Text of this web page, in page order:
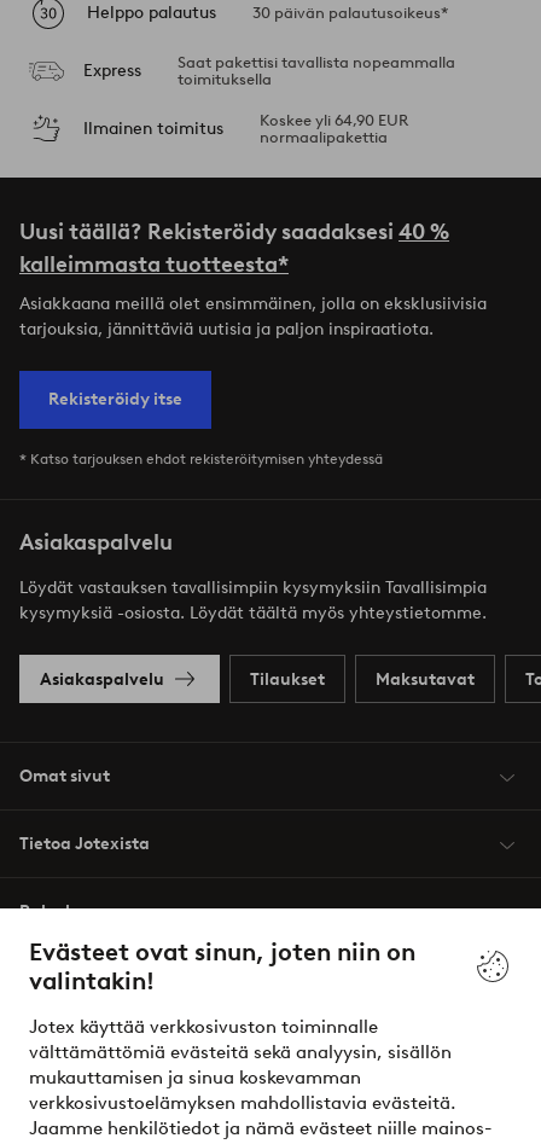
Evästeet ovat sinun, joten niin on
valintakin!
Jotex käyttää verkkosivuston toiminnalle
välttämättömiä evästeitä sekä analyysin, sisällön
mukauttamisen ja sinua koskevamman
verkkosivustoelämyksen mahdollistavia evästeitä.
Jaamme henkilötiedot ja nämä evästeet niille mainos-
Helppo palautus 30 päivän palautusoikeus*
Express
Saat pakettisi tavallista nopeammalla
toimituksella
Ilmainen toimitus
Koskee yli 64,90 EUR
normaalipakettia
Uusi täällä? Rekisteröidy saadaksesi 40 %
kalleimmasta tuotteesta*
Asiakkaana meillä olet ensimmäinen, jolla on eksklusiivisia
tarjouksia, jännittäviä uutisia ja paljon inspiraatiota.
Rekisteröidy itse
* Katso tarjouksen ehdot rekisteröitymisen yhteydessä
Asiakaspalvelu
Löydät vastauksen tavallisimpiin kysymyksiin Tavallisimpia
kysymyksiä -osiosta. Löydät täältä myös yhteystietomme.
Asiakaspalvelu Tilaukset Maksutavat
Omat sivut
Tietoa Jotexista
Palvelumme
Ehdot
Ystävät